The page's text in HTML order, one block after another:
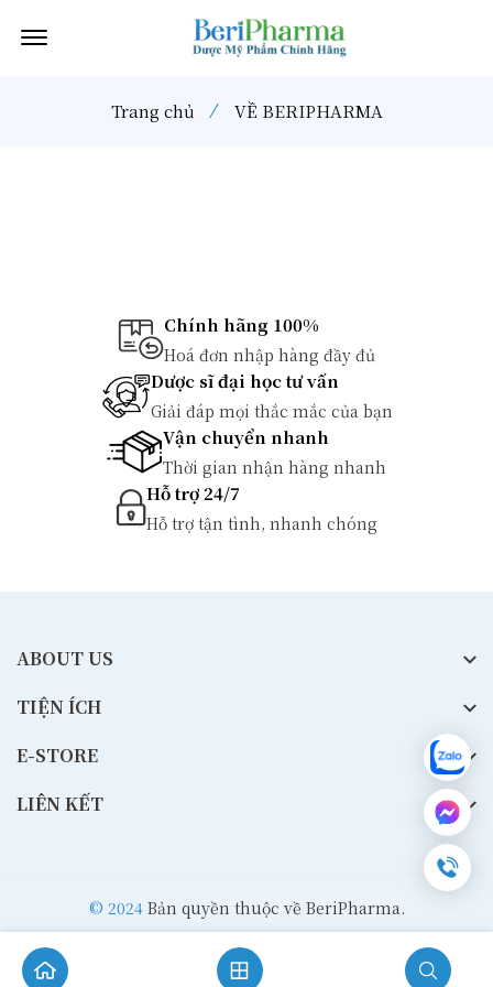
Offcanvas Menu Open
Trang chủ VỀ BERIPHARMA
Chính hãng 100%
Hoá đơn nhập hàng đầy đủ
Dược sĩ đại học tư vấn
Giải đáp mọi thắc mắc của bạn
Vận chuyển nhanh
Thời gian nhận hàng nhanh
Hỗ trợ 24/7
Hỗ trợ tận tình, nhanh chóng
ABOUT US
TIỆN ÍCH
E-STORE
LIÊN KẾT
© 2024Bản quyền thuộc về BeriPharma.